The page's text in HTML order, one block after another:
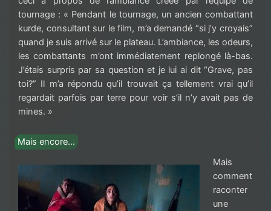
tournage : « Pendant le tournage, un ancien combattant
kurde, consultant sur le film, m’a demandé “si j’y croyais”
quand je suis arrivé sur le plateau. L’ambiance, les odeurs,
les combattants m’ont immédiatement replongé là-bas.
J’étais surpris par sa question et je lui ai dit “Grave, pas
toi?” Il m’a répondu qu’il trouvait ça tellement vrai qu’il
regardait parfois par terre pour voir s’il n’y avait pas de
mines. »
Mais encore…
Mais
comment
raconter
une